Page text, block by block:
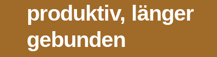
produktiv, länger
gebunden